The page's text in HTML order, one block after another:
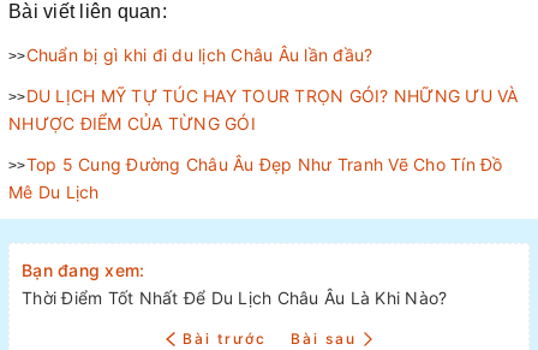
Bài viết liên quan:
>>Chuẩn bị gì khi đi du lịch Châu Âu lần đầu?
>>DU LỊCH MỸ TỰ TÚC HAY TOUR TRỌN GÓI? NHỮNG ƯU VÀ
NHƯỢC ĐIỂM CỦA TỪNG GÓI
>>Top 5 Cung Đường Châu Âu Đẹp Như Tranh Vẽ Cho Tín Đồ
Mê Du Lịch
Bạn đang xem:
Thời Điểm Tốt Nhất Để Du Lịch Châu Âu Là Khi Nào?
Bài trước Bài sau